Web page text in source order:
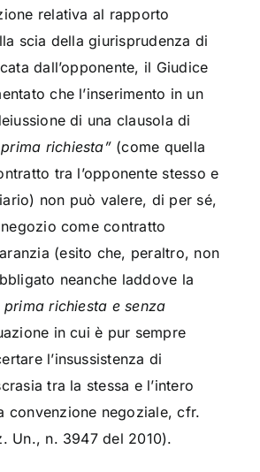
relativa al rapporto
scia della giurisprudenza di
dall’opponente, il Giudice
che l’inserimento in un
di una clausola di
richiesta” (come quella
tra l’opponente stesso e
non può valere, di per sé,
come contratto
(esito che, peraltro, non
neanche laddove la
prima richiesta e senza
in cui è pur sempre
l’insussistenza di
tra la stessa e l’intero
convenzione negoziale, cfr.
Un., n. 3947 del 2010).